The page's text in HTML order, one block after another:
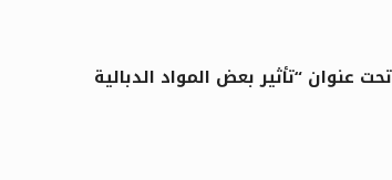
“تأثير بعض المواد الدبالية